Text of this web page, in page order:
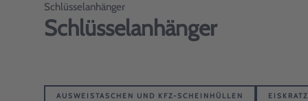
Schlüsselanhänger
Schlüsselanhänger
AUSWEISTASCHEN UND KFZ-SCHEINHÜLLEN